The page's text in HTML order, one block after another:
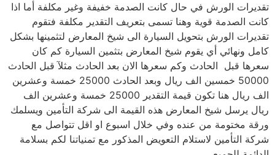
تقديرات الورش في حال كانت الصدمة خفيفة وغير مكلفة أما اذا
كانت الصدمة قوية وهنا تسمى بتعريف التقدير مكلفة فتقوم
تقديرات الورش بتحويل السيارة الى شيخ المعارض لتثمينها بشكل
كامل ونهائي أي يقوم شيخ المعارض بتثمين السيارة كم كان
سعرها قبل الحادث وكم سعرها الان بعد الحادث مثلآ قبل الحادث
50000 خمسين الف ريال وبعد الحادث 25000 خمسة وعشرين
الف ريال هنا تكون قيمة التقدير 25000 خمسة وعشرين الف
ريال يرسل شيخ المعارض هذه القيمة الى شركة التأمين ويسلمك
ورقة مختومة من عنده وفي خلال اسبوع او اقل تتواصل مع
شركة التأمين لاستلام التعويض المذكور مع تمنياتنا لكم بسلامة